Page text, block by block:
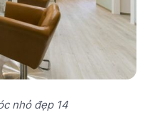
nhỏ đẹp 14